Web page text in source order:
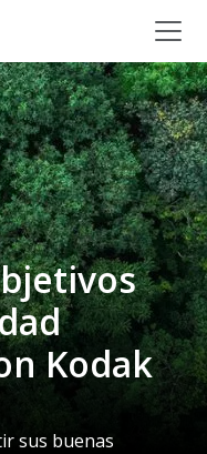
Kodak
sus buenas